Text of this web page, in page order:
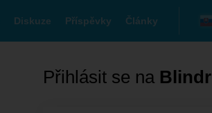
Diskuze Příspěvky Články
Přihlásit se na Blindr